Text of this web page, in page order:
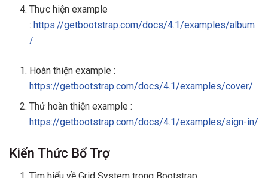
Thực hiện example
:https://getbootstrap.com/docs/4.1/examples/album
/
Hoàn thiện example :
https://getbootstrap.com/docs/4.1/examples/cover/
Thử hoàn thiện example :
https://getbootstrap.com/docs/4.1/examples/sign-in/
Kiến Thức Bổ Trợ